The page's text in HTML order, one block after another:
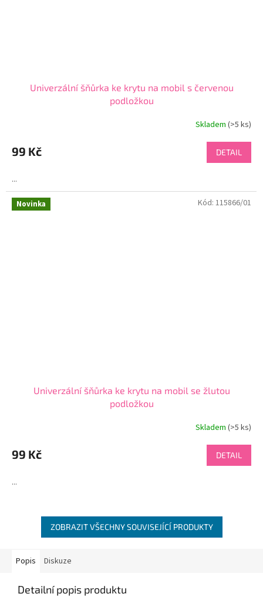
Univerzální šňůrka ke krytu na mobil s červenou
podložkou
produktu
je
z
5
hvězdiček.
Skladem(>5 ks)
99 Kč DETAIL
...
Novinka
Univerzální šňůrka ke krytu na mobil se žlutou
podložkou
Skladem (>5 ks)
99 Kč DETAIL
...
Kód: 115866/01
ZOBRAZIT VŠECHNY SOUVISEJÍCÍ PRODUKTY
Popis Diskuze
Detailní popis produktu